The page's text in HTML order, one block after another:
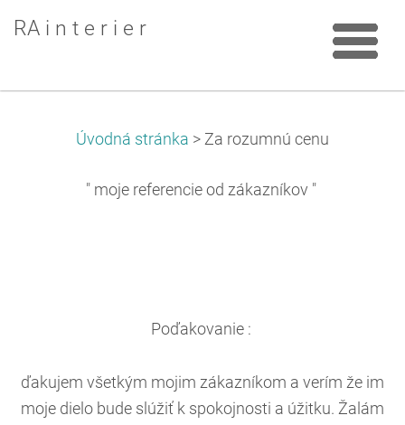
RA i n t e r i e r
Úvodná stránka > Za rozumnú cenu
" moje referencie od zákazníkov "
Poďakovanie :
ďakujem všetkým mojim zákazníkom a verím že im
moje dielo bude slúžiť k spokojnosti a úžitku. Žalám